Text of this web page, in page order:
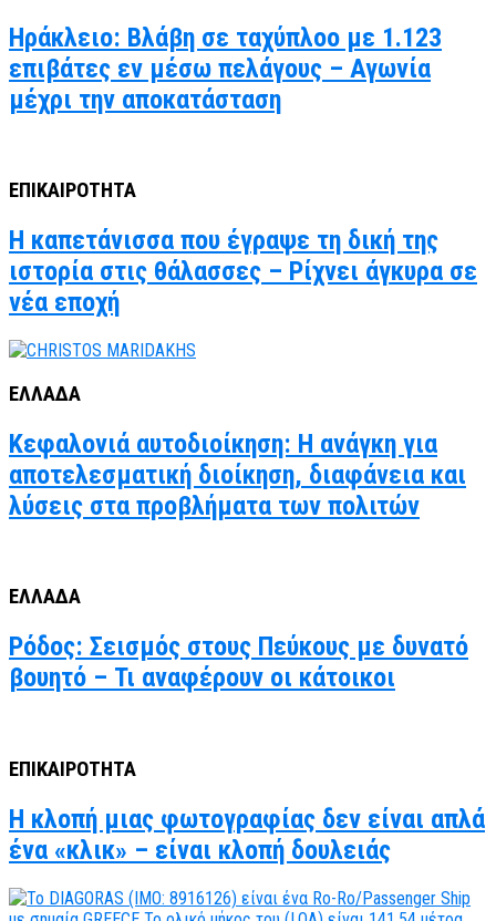
Ηράκλειο: Βλάβη σε ταχύπλοο με 1.123
επιβάτες εν μέσω πελάγους – Αγωνία
μέχρι την αποκατάσταση
ΕΠΙΚΑΙΡΟΤΗΤΑ
Η καπετάνισσα που έγραψε τη δική της
ιστορία στις θάλασσες – Ρίχνει άγκυρα σε
νέα εποχή
ΕΛΛΑΔΑ
Κεφαλονιά αυτοδιοίκηση: Η ανάγκη για
αποτελεσματική διοίκηση, διαφάνεια και
λύσεις στα προβλήματα των πολιτών
ΕΛΛΑΔΑ
Ρόδος: Σεισμός στους Πεύκους με δυνατό
βουητό – Τι αναφέρουν οι κάτοικοι
ΕΠΙΚΑΙΡΟΤΗΤΑ
Η κλοπή μιας φωτογραφίας δεν είναι απλά
ένα «κλικ» – είναι κλοπή δουλειάς